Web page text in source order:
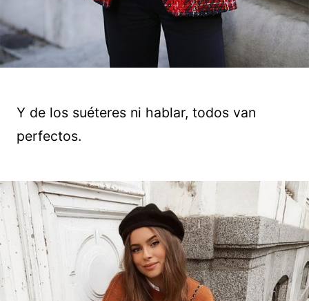
Y de los suéteres ni hablar, todos van
perfectos.